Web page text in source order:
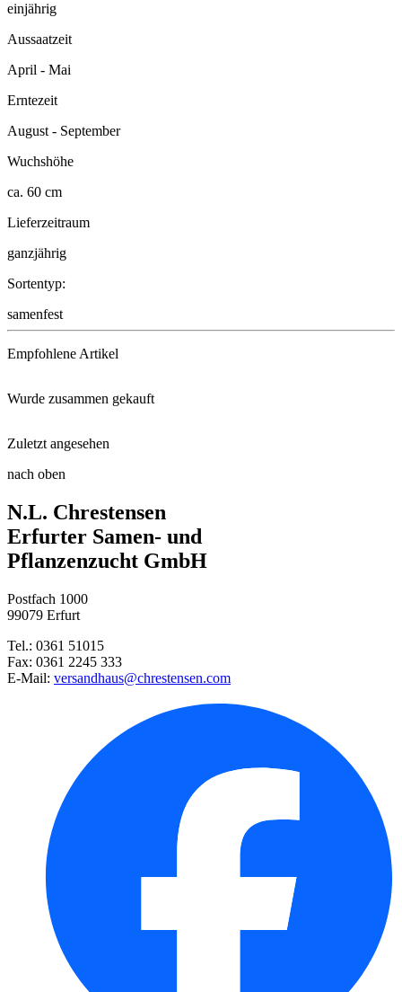
einjährig
Aussaatzeit
April - Mai
Erntezeit
August - September
Wuchshöhe
ca. 60 cm
Lieferzeitraum
ganzjährig
Sortentyp:
samenfest
Empfohlene Artikel
Wurde zusammen gekauft
Dill Blattreicher
Petersilie Moskrul 2 (Mooskrau ...
Blattdill Herkules
Petersilie Einfacher Schnitt 3 ...
Hokkaido Kürbis Uchiki Kuri
Bohnenkraut Einjähriges Blatt
Buschbohne Maxi
Zuletzt angesehen
Koriander Thüringer
nach oben
N.L. Chrestensen
Erfurter Samen- und
Pflanzenzucht GmbH
Postfach 1000
99079 Erfurt
Tel.: 0361 51015
Fax: 0361 2245 333
E-Mail: versandhaus@chrestensen.com